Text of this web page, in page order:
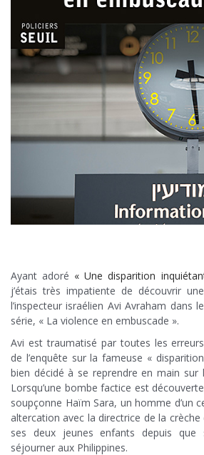
Ayant adoré « Une disparition
j’étais très impatiente de découvrir
l’inspecteur israélien Avi Avraham dans
série, « La violence en embuscade ».
Avi est traumatisé par toutes les
de l’enquête sur la fameuse «
bien décidé à se reprendre en main sur
Lorsqu’une bombe factice est
soupçonne Haïm Sara, un homme d’un
altercation avec la directrice de la crèche
ses deux jeunes enfants depuis
séjourner aux Philippines.